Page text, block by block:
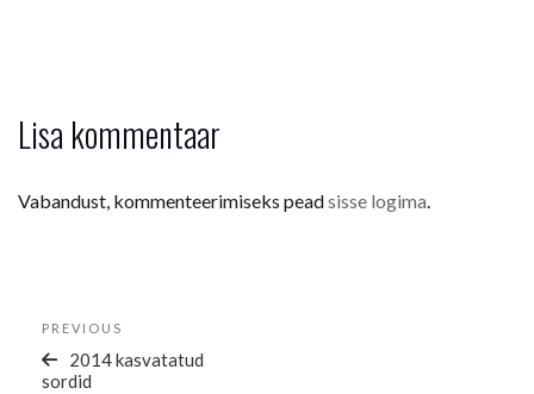
Lisa kommentaar
Vabandust, kommenteerimiseks peadsisse logima.
Previous
Post
PREVIOUS
2014 kasvatatud
sordid